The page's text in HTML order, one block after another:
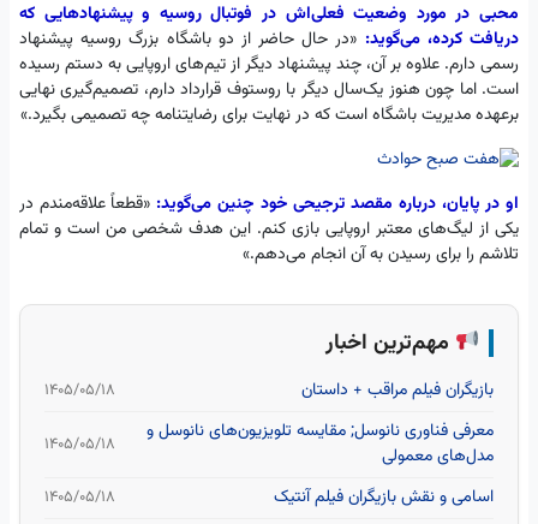
محبی در مورد وضعیت فعلی‌اش در فوتبال روسیه و پیشنهادهایی که
دریافت کرده، می‌گوید: «در حال حاضر از دو باشگاه بزرگ روسیه پیشنهاد
رسمی دارم. علاوه بر آن، چند پیشنهاد دیگر از تیم‌های اروپایی به دستم رسیده
است. اما چون هنوز یک‌سال دیگر با روستوف قرارداد دارم، تصمیم‌گیری نهایی
برعهده مدیریت باشگاه است که در نهایت برای رضایتنامه چه تصمیمی بگیرد.»
او در پایان، درباره مقصد ترجیحی خود چنین می‌گوید: «قطعاً علاقه‌مندم در
یکی از لیگ‌های معتبر اروپایی بازی کنم. این هدف شخصی من است و تمام
تلاشم را برای رسیدن به آن انجام می‌دهم.»
مهم‌ترین اخبار
بازیگران فیلم مراقب + داستان ۱۴۰۵/۰۵/۱۸
معرفی فناوری نانوسل; مقایسه تلویزیون‌های نانوسل و
مدل‌های معمولی
۱۴۰۵/۰۵/۱۸
اسامی و نقش بازیگران فیلم آنتیک ۱۴۰۵/۰۵/۱۸